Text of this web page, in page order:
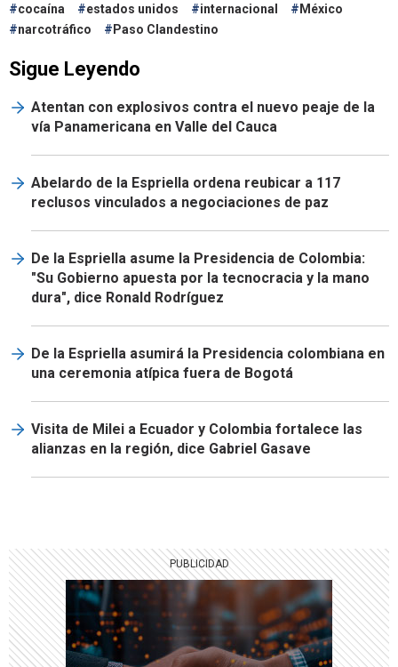
cocaína estados unidos internacional
México
narcotráfico
Paso Clandestino
Sigue Leyendo
Atentan con explosivos contra el nuevo peaje de la
vía Panamericana en Valle del Cauca
Abelardo de la Espriella ordena reubicar a 117
reclusos vinculados a negociaciones de paz
De la Espriella asume la Presidencia de Colombia:
"Su Gobierno apuesta por la tecnocracia y la mano
dura", dice Ronald Rodríguez
De la Espriella asumirá la Presidencia colombiana en
una ceremonia atípica fuera de Bogotá
Visita de Milei a Ecuador y Colombia fortalece las
alianzas en la región, dice Gabriel Gasave